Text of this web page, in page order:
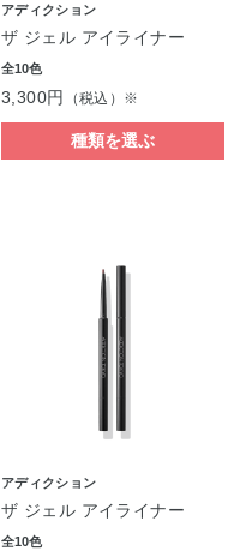
アディクション
ザ ジェル アイライナー
全10色
3,300円 （税込）※
種類を選ぶ
アディクション
ザ ジェル アイライナー
全10色